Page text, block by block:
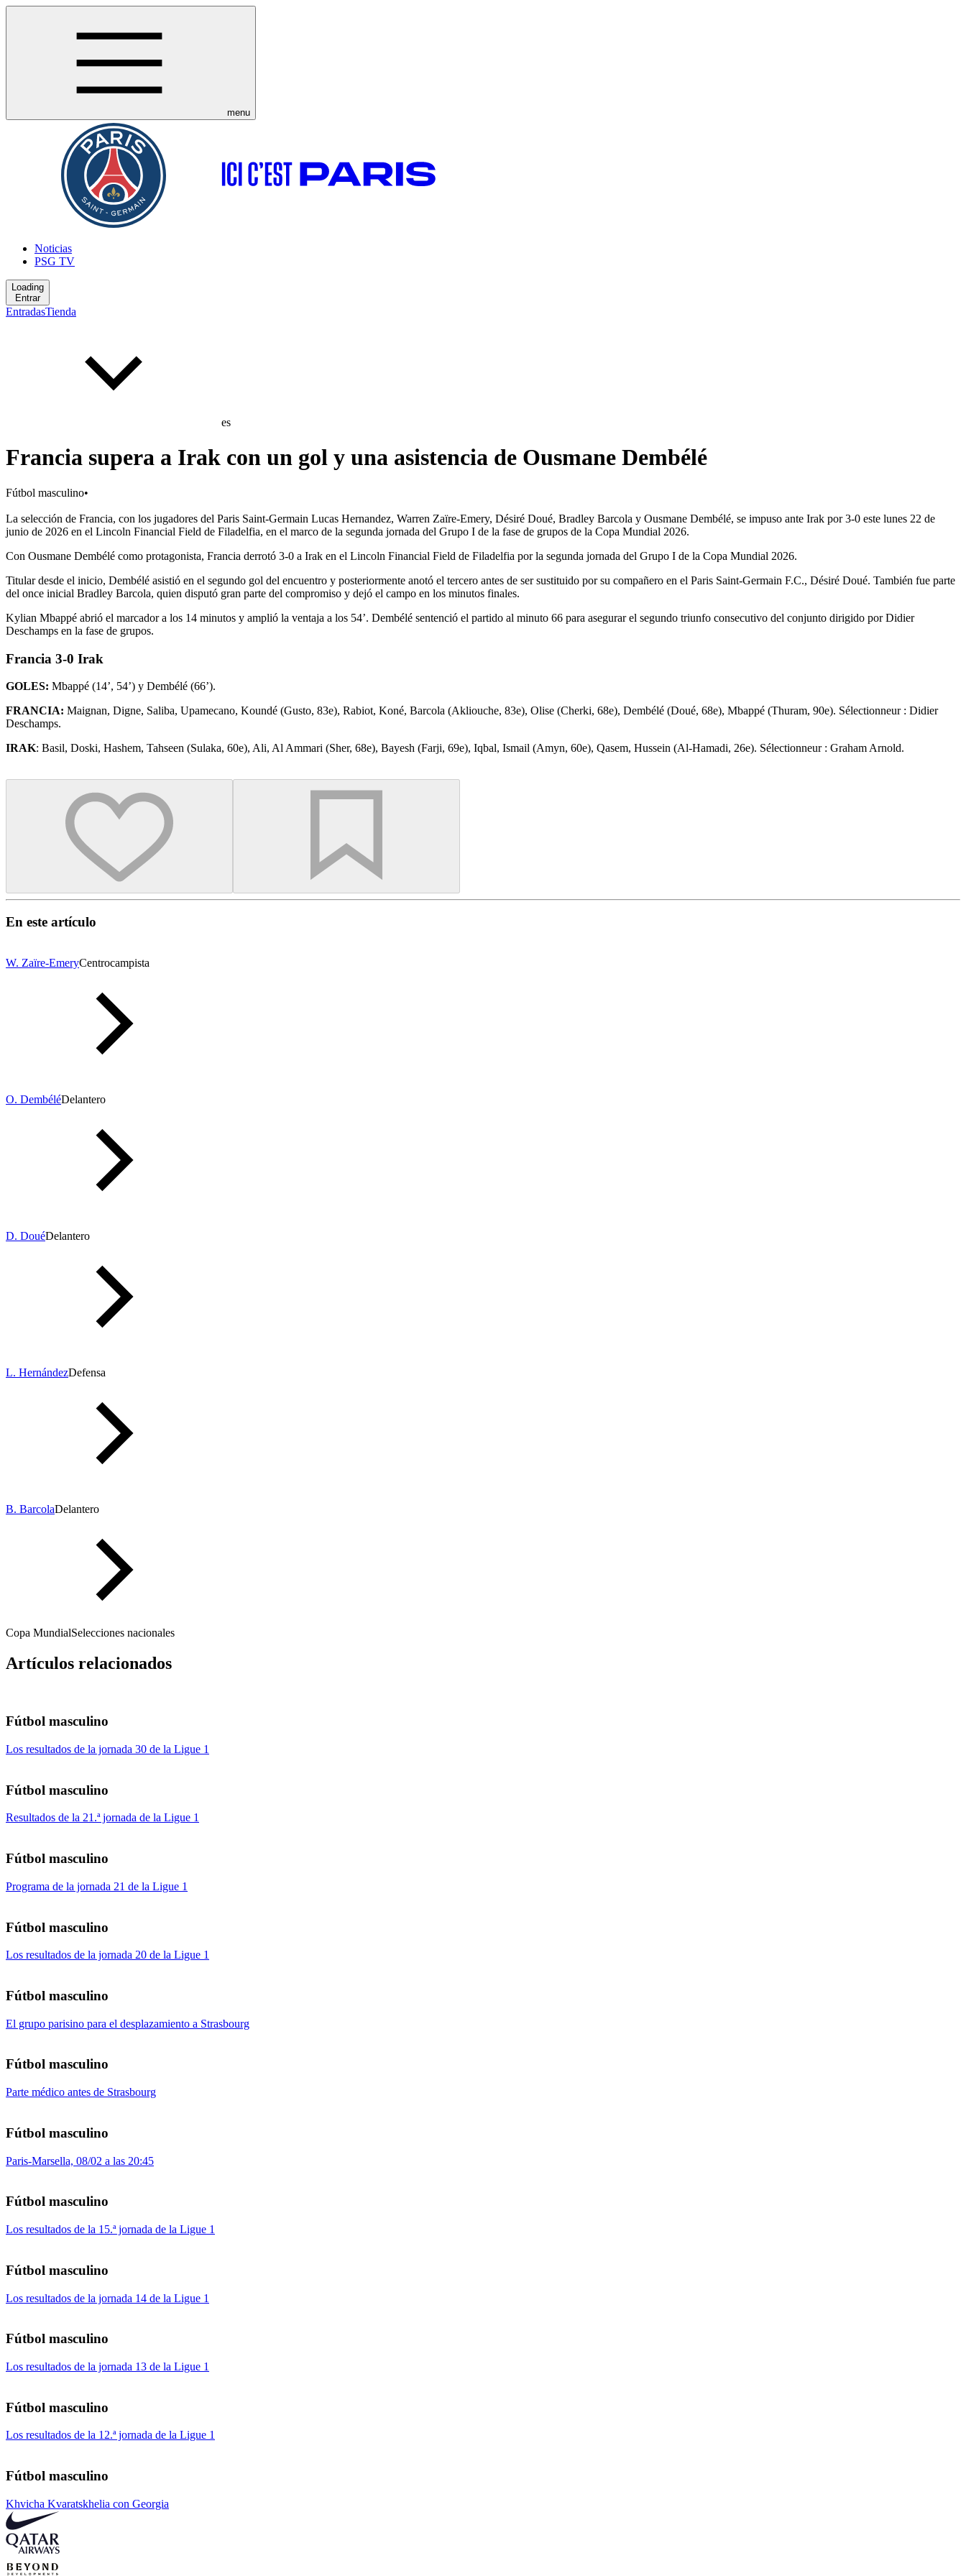
menu
Noticias
PSG TV
Loading
Entrar
EntradasTienda
es
Francia supera a Irak con un gol y una asistencia de Ousmane Dembélé
Fútbol masculino•
La selección de Francia, con los jugadores del Paris Saint-Germain Lucas Hernandez, Warren Zaïre-Emery, Désiré Doué, Bradley Barcola y Ousmane Dembélé, se impuso ante Irak por 3-0 este lunes 22 de
junio de 2026 en el Lincoln Financial Field de Filadelfia, en el marco de la segunda jornada del Grupo I de la fase de grupos de la Copa Mundial 2026.
Con Ousmane Dembélé como protagonista, Francia derrotó 3-0 a Irak en el Lincoln Financial Field de Filadelfia por la segunda jornada del Grupo I de la Copa Mundial 2026.
Titular desde el inicio, Dembélé asistió en el segundo gol del encuentro y posteriormente anotó el tercero antes de ser sustituido por su compañero en el Paris Saint-Germain F.C., Désiré Doué. También fue parte
del once inicial Bradley Barcola, quien disputó gran parte del compromiso y dejó el campo en los minutos finales.
Kylian Mbappé abrió el marcador a los 14 minutos y amplió la ventaja a los 54’. Dembélé sentenció el partido al minuto 66 para asegurar el segundo triunfo consecutivo del conjunto dirigido por Didier
Deschamps en la fase de grupos.
Francia 3-0 Irak
GOLES: Mbappé (14’, 54’) y Dembélé (66’).
FRANCIA: Maignan, Digne, Saliba, Upamecano, Koundé (Gusto, 83e), Rabiot, Koné, Barcola (Akliouche, 83e), Olise (Cherki, 68e), Dembélé (Doué, 68e), Mbappé (Thuram, 90e). Sélectionneur : Didier
Deschamps.
IRAK: Basil, Doski, Hashem, Tahseen (Sulaka, 60e), Ali, Al Ammari (Sher, 68e), Bayesh (Farji, 69e), Iqbal, Ismail (Amyn, 60e), Qasem, Hussein (Al-Hamadi, 26e). Sélectionneur : Graham Arnold.
En este artículo
W. Zaïre-EmeryCentrocampista
O. DembéléDelantero
D. DouéDelantero
L. HernándezDefensa
B. BarcolaDelantero
Copa MundialSelecciones nacionales
Artículos relacionados
Fútbol masculino
Los resultados de la jornada 30 de la Ligue 1
Fútbol masculino
Resultados de la 21.ª jornada de la Ligue 1
Fútbol masculino
Programa de la jornada 21 de la Ligue 1
Fútbol masculino
Los resultados de la jornada 20 de la Ligue 1
Fútbol masculino
El grupo parisino para el desplazamiento a Strasbourg
Fútbol masculino
Parte médico antes de Strasbourg
Fútbol masculino
Paris-Marsella, 08/02 a las 20:45
Fútbol masculino
Los resultados de la 15.ª jornada de la Ligue 1
Fútbol masculino
Los resultados de la jornada 14 de la Ligue 1
Fútbol masculino
Los resultados de la jornada 13 de la Ligue 1
Fútbol masculino
Los resultados de la 12.ª jornada de la Ligue 1
Fútbol masculino
Khvicha Kvaratskhelia con Georgia